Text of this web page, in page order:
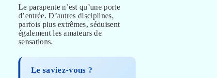
Le parapente n’est qu’une porte
d’entrée. D’autres disciplines,
parfois plus extrêmes, séduisent
également les amateurs de
sensations.
Le saviez-vous ?